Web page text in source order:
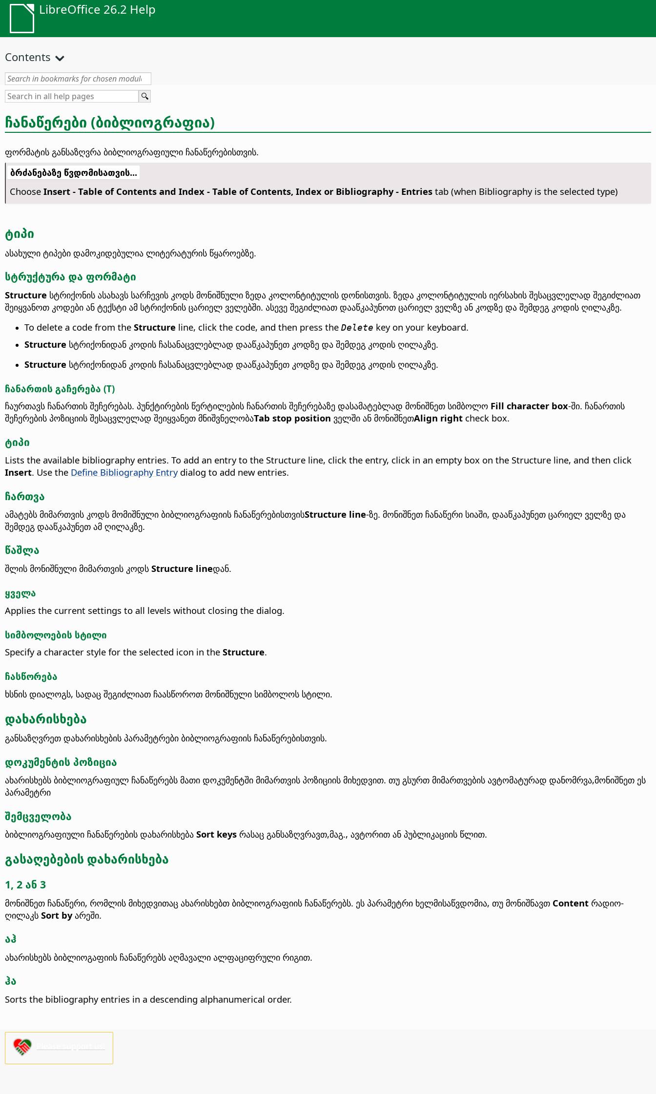
LibreOffice 26.2 Help
Contents
ჩანაწერები (ბიბლიოგრაფია)
ფორმატის განსაზღვრა ბიბლიოგრაფიული ჩანაწერებისთვის.
ბრძანებაზე წვდომისათვის...
Choose Insert - Table of Contents and Index - Table of Contents, Index or Bibliography - Entriestab (when Bibliography is the selected type)
ტიპი
ასახული ტიპები დამოკიდებულია ლიტერატურის წყაროებზე.
სტრუქტურა და ფორმატი
Structure სტრიქონის ასახავს სარჩევის კოდს მონიშნული ზედა კოლონტიტულის დონისთვის. ზედა კოლონტიტულის იერსახის შესაცვლელად შეგიძლიათ
შეიყვანოთ კოდები ან ტექსტი ამ სტრიქონის ცარიელ ველებში. ასევე შეგიძლიათ დააწკაპუნოთ ცარიელ ველზე ან კოდზე და შემდეგ კოდის ღილაკზე.
To delete a code from the Structure line, click the code, and then press the Delete key on your keyboard.
Structure სტრიქონიდან კოდის ჩასანაცვლებლად დააწკაპუნეთ კოდზე და შემდეგ კოდის ღილაკზე.
Structure სტრიქონიდან კოდის ჩასანაცვლებლად დააწკაპუნეთ კოდზე და შემდეგ კოდის ღილაკზე.
ჩანართის გაჩერება (T)
ჩაურთავს ჩანართის შეჩერებას. პუნქტირების წერტილების ჩანართის შეჩერებაზე დასამატებლად მონიშნეთ სიმბოლო Fill character box-ში. ჩანართის
შეჩერების პოზიციის შესაცვლელად შეიყვანეთ მნიშვნელობაTab stop position ველში ან მონიშნეთAlign right check box.
ტიპი
Lists the available bibliography entries. To add an entry to the Structure line, click the entry, click in an empty box on the Structure line, and then click
Insert. Use the Define Bibliography Entrydialog to add new entries.
ჩართვა
ამატებს მიმართვის კოდს მომიშნული ბიბლიოგრაფიის ჩანაწერებისთვისStructure line-ზე. მონიშნეთ ჩანაწერი სიაში, დააწკაპუნეთ ცარიელ ველზე და
შემდეგ დააწკაპუნეთ ამ ღილაკზე.
წაშლა
შლის მონიშნული მიმართვის კოდს Structure lineდან.
ყველა
Applies the current settings to all levels without closing the dialog.
სიმბოლოების სტილი
Specify a character style for the selected icon in the Structure.
ჩასწორება
ხსნის დიალოგს, სადაც შეგიძლიათ ჩაასწოროთ მონიშნული სიმბოლოს სტილი.
დახარისხება
განსაზღვრეთ დახარისხების პარამეტრები ბიბლიოგრაფიის ჩანაწერებისთვის.
დოკუმენტის პოზიცია
ახარისხებს ბიბლიოგრაფიულ ჩანაწერებს მათი დოკუმენტში მიმართვის პოზიციის მიხედვით. თუ გსურთ მიმართვების ავტომატურად დანომრვა,მონიშნეთ ეს
პარამეტრი
შემცველობა
ბიბლიოგრაფიული ჩანაწერების დახარისხება Sort keys რასაც განსაზღვრავთ,მაგ., ავტორით ან პუბლიკაციის წლით.
გასაღებების დახარისხება
1, 2 ან 3
მონიშნეთ ჩანაწერი, რომლის მიხედვითაც ახარისხებთ ბიბლიოგრაფიის ჩანაწერებს. ეს პარამეტრი ხელმისაწვდომია, თუ მონიშნავთ Content რადიო-
ღილაკს Sort byარეში.
აჰ
ახარისხებს ბიბლიოგაფიის ჩანაწერებს აღმავალი ალფაციფრული რიგით.
ჰა
Sorts the bibliography entries in a descending alphanumerical order.